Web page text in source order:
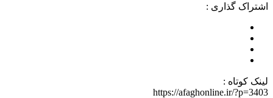
اشتراک گذاری :
لینک کوتاه :
https://afaghonline.ir/?p=3403